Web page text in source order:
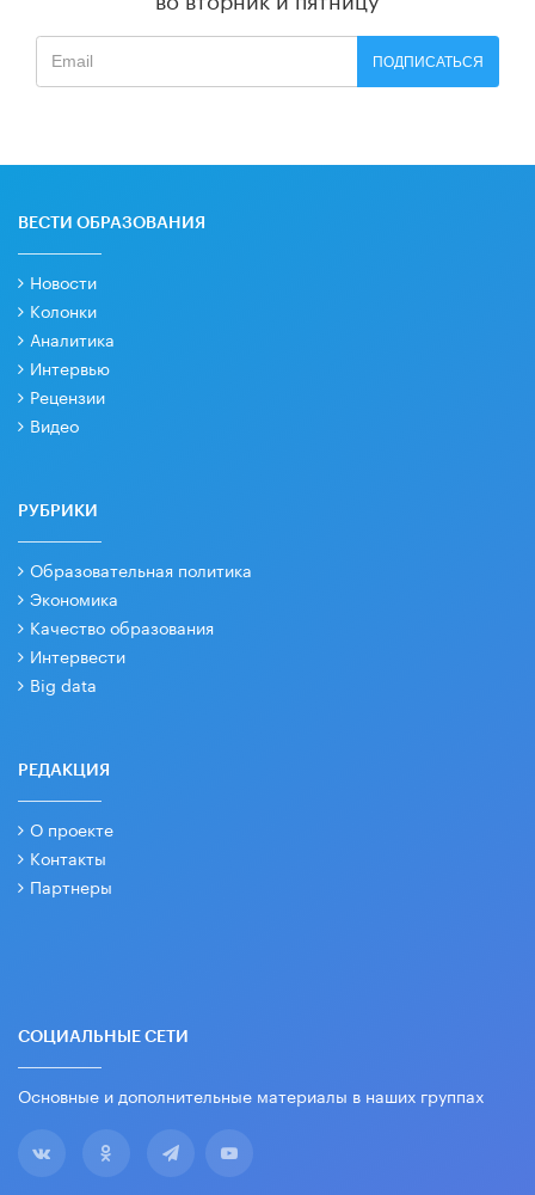
ПОДПИСАТЬСЯ
ВЕСТИ ОБРАЗОВАНИЯ
Новости
Колонки
Аналитика
Интервью
Рецензии
Видео
РУБРИКИ
Образовательная политика
Экономика
Качество образования
Интервести
Big data
РЕДАКЦИЯ
О проекте
Контакты
Партнеры
СОЦИАЛЬНЫЕ СЕТИ
Основные и дополнительные материалы в наших группах